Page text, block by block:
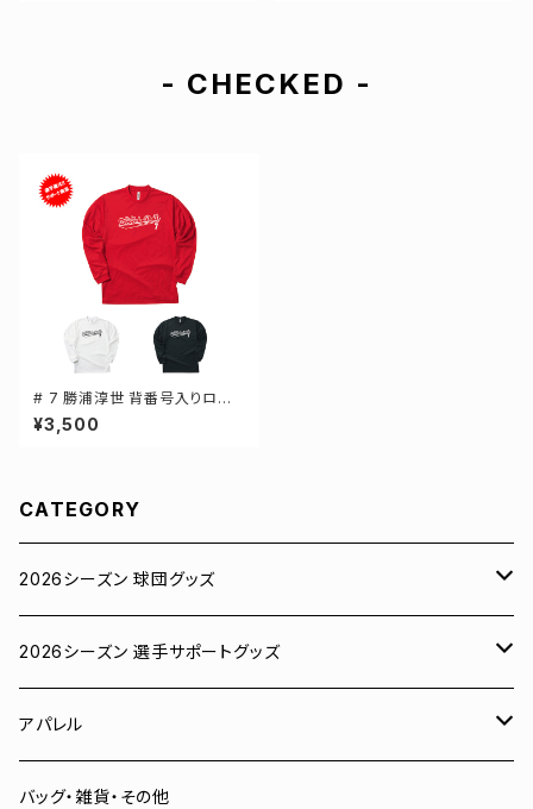
- CHECKED -
# 7 勝浦淳世 背番号入りロゴ
ドライTシャツ 長袖 選手還元 3
カラー S-5Lサイズ 000304
¥3,500
CATEGORY
2026シーズン 球団グッズ
ユニフォーム
Tシャツ
スウェット
2026シーズン 選手サポートグッズ
# 00 蓮
# 0 岡田竜汰
アパレル
スウェット・パーカー
バッグ・雑貨・その他